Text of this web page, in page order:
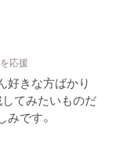
応援
好きな方ばかり
てみたいものだ
です。